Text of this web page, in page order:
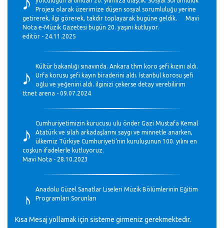
Projesi olarak üzerimize düşen sosyal sorumluluğu yerine
getirerek, ilgi görerek, takdir toplayarak bugüne geldik. Mavi
Nota e-Müzik Gazetesi bugün 20. yaşını kutluyor.
editör - 24.11.2025
♪
Kültür bakanlığı sınavında. Ankara thm koro şefi kızını aldı.
Urfa korusu şefi kayın biraderini aldı. İstanbul korosu şefi
oğlu ve yeğenini aldı. ilginizi çekerse detay verebilirim
ttnet arena - 09.07.2024
♪
Cumhuriyetimizin kurucusu ulu önder Gazi Mustafa Kemal
Atatürk ve silah arkadaşlarını saygı ve minnetle anarken,
ülkemiz Türkiye Cumhuriyeti’nin kuruluşunun 100. yılını en
coşkun ifadelerle kutluyoruz.
Mavi Nota - 28.10.2023
♪
Anadolu Güzel Sanatlar Liseleri Müzik Bölümlerinin Eğitim
Programları Sorunları
Kısa Mesaj yollamak için sisteme girmeniz gerekmektedir.